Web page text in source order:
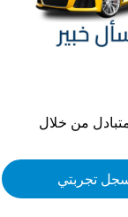
من خلال
تجربتي